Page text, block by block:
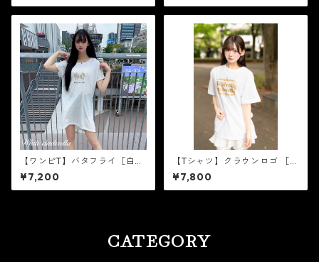
【ワンピT】バタフライ［白×
ゴールド箔］
¥7,200
【Tシャツ】クラウンロゴ ［ゴ
ールドラメ］
¥7,800
CATEGORY